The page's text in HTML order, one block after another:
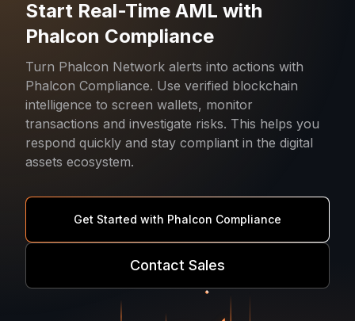
Start Real-Time AML with
Phalcon Compliance
Turn Phalcon Network alerts into actions with
Phalcon Compliance. Use verified blockchain
intelligence to screen wallets, monitor
transactions and investigate risks. This helps you
respond quickly and stay compliant in the digital
assets ecosystem.
Get Started with Phalcon Compliance
Contact Sales